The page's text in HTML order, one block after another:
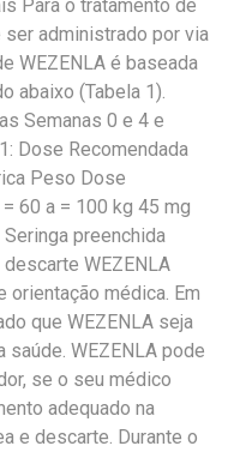
Para o tratamento de
ser administrado por via
WEZENLA é baseada
abaixo (Tabela 1).
Semanas 0 e 4 e
Dose Recomendada
Peso Dose
60 a = 100 kg 45 mg
preenchida
WEZENLA
médica. Em
que WEZENLA seja
WEZENLA pode
se o seu médico
adequado na
e descarte. Durante o